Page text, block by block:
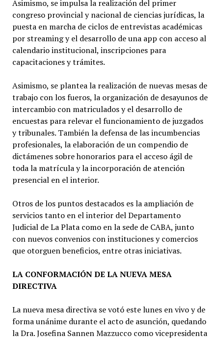
Asimismo, se impulsa la realización del primer
congreso provincial y nacional de ciencias jurídicas, la
puesta en marcha de ciclos de entrevistas académicas
por streaming y el desarrollo de una app con acceso al
calendario institucional, inscripciones para
capacitaciones y trámites.
Asimismo, se plantea la realización de nuevas mesas de
trabajo con los fueros, la organización de desayunos de
intercambio con matriculados y el desarrollo de
encuestas para relevar el funcionamiento de juzgados
y tribunales. También la defensa de las incumbencias
profesionales, la elaboración de un compendio de
dictámenes sobre honorarios para el acceso ágil de
toda la matrícula y la incorporación de atención
presencial en el interior.
Otros de los puntos destacados es la ampliación de
servicios tanto en el interior del Departamento
Judicial de La Plata como en la sede de CABA, junto
con nuevos convenios con instituciones y comercios
que otorguen beneficios, entre otras iniciativas.
LA CONFORMACIÓN DE LA NUEVA MESA
DIRECTIVA
La nueva mesa directiva se votó este lunes en vivo y de
forma unánime durante el acto de asunción, quedando
la Dra. Josefina Sannen Mazzucco como vicepresidenta